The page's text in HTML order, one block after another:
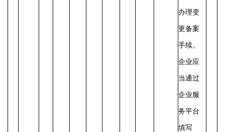
办理变
更备案
手续。
企业应
当通过
企业服
务平台
填写